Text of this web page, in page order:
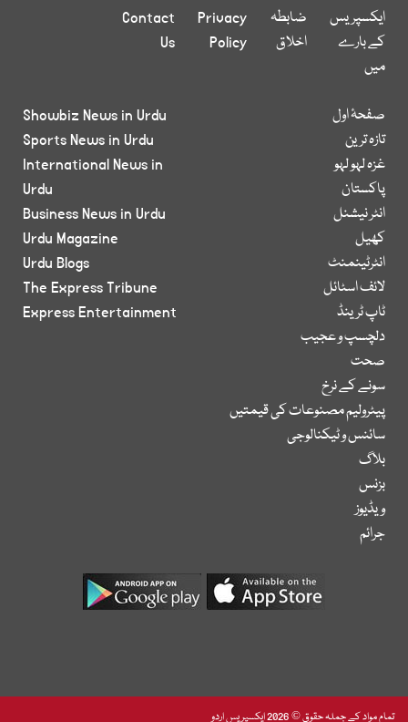
ایکسپریس
کے بارے
میں
ضابطہ
اخلاق
Privacy
Policy
Contact
Us
صفحۂ اول
تازہ ترین
غزہ لہو لہو
پاکستان
انٹر نیشنل
کھیل
انٹرٹینمنٹ
لائف اسٹائل
ٹاپ ٹرینڈ
دلچسپ و عجیب
صحت
سونے کے نرخ
پیٹرولیم مصنوعات کی قیمتیں
سائنس و ٹیکنالوجی
بلاگ
بزنس
ویڈیوز
جرائم
Showbiz News in Urdu
Sports News in Urdu
International News in
Urdu
Business News in Urdu
Urdu Magazine
Urdu Blogs
The Express Tribune
Express Entertainment
تمام مواد کے جملہ حقوق © 2026 ایکسپریس اردو